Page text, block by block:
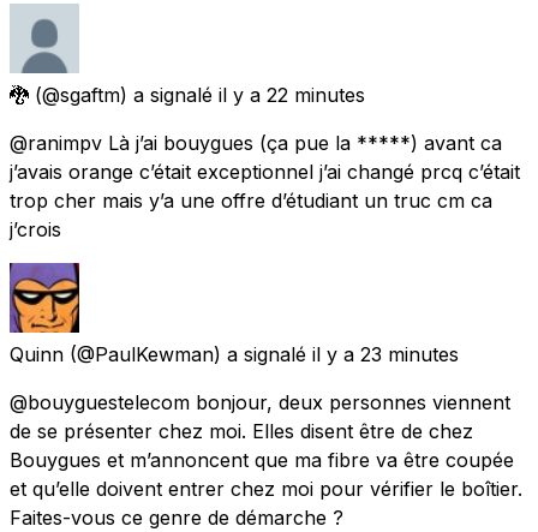
🐉 (@sgaftm) a signalé il y a 22 minutes
@ranimpv Là j’ai bouygues (ça pue la *****) avant ca
j’avais orange c’était exceptionnel j’ai changé prcq c’était
trop cher mais y’a une offre d’étudiant un truc cm ca
j’crois
Quinn (@PaulKewman) a signalé il y a 23 minutes
@bouyguestelecom bonjour, deux personnes viennent
de se présenter chez moi. Elles disent être de chez
Bouygues et m’annoncent que ma fibre va être coupée
et qu’elle doivent entrer chez moi pour vérifier le boîtier.
Faites-vous ce genre de démarche ?